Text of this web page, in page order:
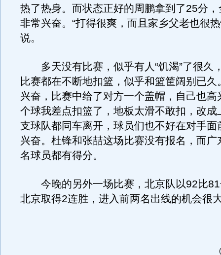
热了热身。而状态正好的周鹏拿到了25分
非常兴奋。“打得很爽，而且家乡父老也很
说。
多天没有比赛，似乎有人“饥渴”了很久
比赛都在不断地扣篮，似乎和篮筐阔别已久
兴奋，比赛中给了对方一个盖帽，自己也高
个球我差点扣篮了，地板太滑不敢扣，改成
支球队都同车离开，球员们也不好在对手面
兴奋。杜锋和张喆这场比赛没有报名，而广
名球员都有得分。
今晚的另外一场比赛，北京队以92比81
北京取得2连胜，进入前两名出线的机会很